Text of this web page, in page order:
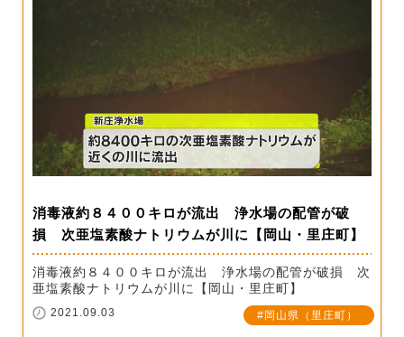
消毒液約８４００キロが流出 浄水場の配管が破
損 次亜塩素酸ナトリウムが川に【岡山・里庄町】
消毒液約８４００キロが流出 浄水場の配管が破損 次
亜塩素酸ナトリウムが川に【岡山・里庄町】
2021.09.03 岡山県（里庄町）